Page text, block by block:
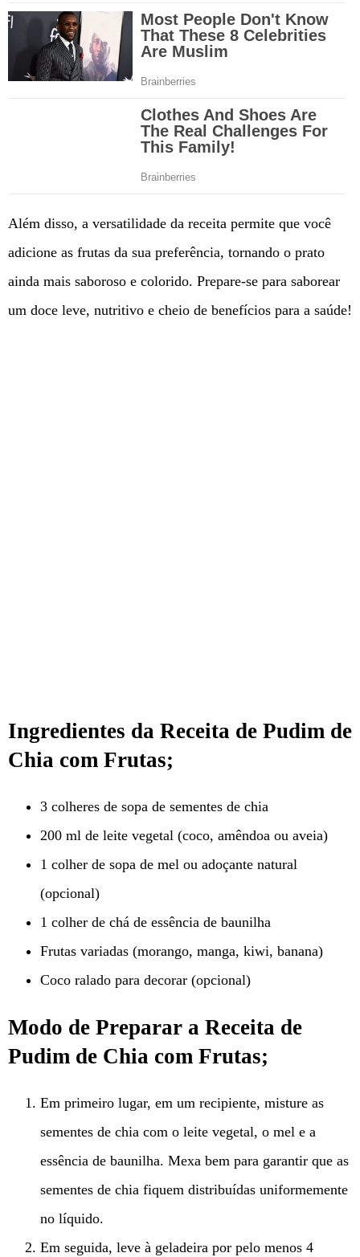
Além disso, a versatilidade da receita permite que você
adicione as frutas da sua preferência, tornando o prato
ainda mais saboroso e colorido. Prepare-se para saborear
um doce leve, nutritivo e cheio de benefícios para a saúde!
Ingredientes da Receita de Pudim de
Chia com Frutas;
3 colheres de sopa de sementes de chia
200 ml de leite vegetal (coco, amêndoa ou aveia)
1 colher de sopa de mel ou adoçante natural
(opcional)
1 colher de chá de essência de baunilha
Frutas variadas (morango, manga, kiwi, banana)
Coco ralado para decorar (opcional)
Modo de Preparar a Receita de
Pudim de Chia com Frutas;
Em primeiro lugar, em um recipiente, misture as
sementes de chia com o leite vegetal, o mel e a
essência de baunilha. Mexa bem para garantir que as
sementes de chia fiquem distribuídas uniformemente
no líquido.
Em seguida, leve à geladeira por pelo menos 4